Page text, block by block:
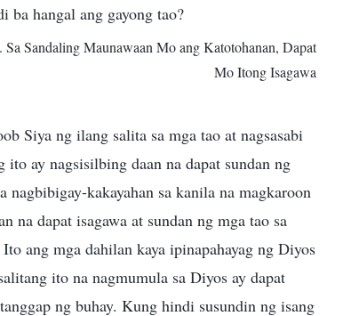
hangal ang gayong tao?
Sandaling Maunawaan Mo ang Katotohanan, Dapat
Mo Itong Isagawa
Siya ng ilang salita sa mga tao at nagsasabi
ay nagsisilbing daan na dapat sundan ng
nagbibigay-kakayahan sa kanila na magkaroon
na dapat isagawa at sundan ng mga tao sa
ang mga dahilan kaya ipinapahayag ng Diyos
ito na nagmumula sa Diyos ay dapat
ng buhay. Kung hindi susundin ng isang